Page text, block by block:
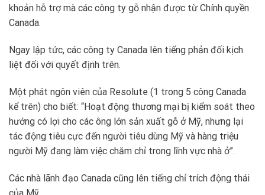
khoản hỗ trợ mà các công ty gỗ nhận được từ Chính quyền
Canada.
Ngay lập tức, các công ty Canada lên tiếng phản đối kịch
liệt đối với quyết định trên.
Một phát ngôn viên của Resolute (1 trong 5 công Canada
kể trên) cho biết: “Hoạt động thương mại bị kiểm soát theo
hướng có lợi cho các ông lớn sản xuất gỗ ở Mỹ, nhưng lại
tác động tiêu cực đến người tiêu dùng Mỹ và hàng triệu
người Mỹ đang làm việc chăm chỉ trong lĩnh vực nhà ở”.
Các nhà lãnh đạo Canada cũng lên tiếng chỉ trích động thái
của Mỹ.